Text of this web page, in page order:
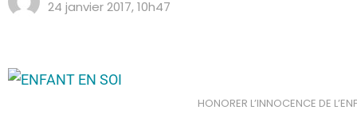
24 janvier 2017, 10h47
HONORER L’INNOCENCE DE